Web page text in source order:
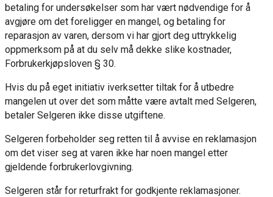
betaling for undersøkelser som har vært nødvendige for å
avgjøre om det foreligger en mangel, og betaling for
reparasjon av varen, dersom vi har gjort deg uttrykkelig
oppmerksom på at du selv må dekke slike kostnader,
Forbrukerkjøpsloven § 30.
Hvis du på eget initiativ iverksetter tiltak for å utbedre
mangelen ut over det som måtte være avtalt med Selgeren,
betaler Selgeren ikke disse utgiftene.
Selgeren forbeholder seg retten til å avvise en reklamasjon
om det viser seg at varen ikke har noen mangel etter
gjeldende forbrukerlovgivning.
Selgeren står for returfrakt for godkjente reklamasjoner.